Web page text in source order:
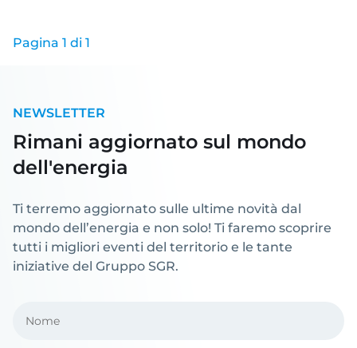
Pagina 1 di 1
NEWSLETTER
Rimani aggiornato sul mondo
dell'energia
Ti terremo aggiornato sulle ultime novità dal
mondo dell’energia e non solo! Ti faremo scoprire
tutti i migliori eventi del territorio e le tante
iniziative del Gruppo SGR.